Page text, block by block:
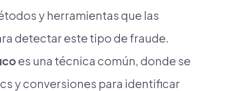
y herramientas que las
detectar este tipo de fraude.
es una técnica común, donde se
y conversiones para identificar